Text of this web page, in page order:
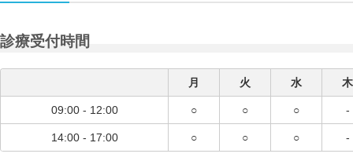
診療受付時間
月 火 水 木
09:00 - 12:00 ○ ○ ○ -
14:00 - 17:00 ○ ○ ○ -